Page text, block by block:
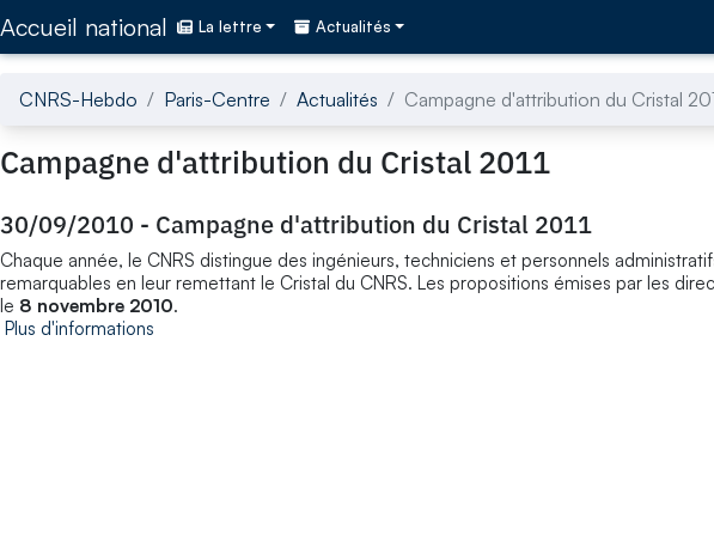
Accueil national La lettre Actualités
CNRS-Hebdo Paris-Centre Actualités Campagne d'attribution du Cristal
Campagne d'attribution du Cristal 2011
30/09/2010 - Campagne d'attribution du Cristal 2011
Chaque année, le CNRS distingue des ingénieurs, techniciens et personnels
remarquables en leur remettant le Cristal du CNRS. Les propositions émises par les
le 8 novembre 2010.
Plus d'informations